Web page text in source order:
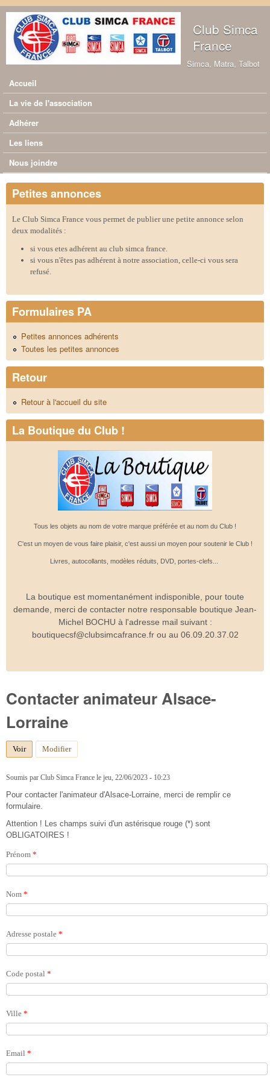
Aller au contenu principal
Club Simca
France
Simca, Matra, Talbot
Menu principal
Accueil
La vie de l'association
Adhérer
Les liens
Nous joindre
Petites annonces
Le Club Simca France vous permet de publier une petite annonce selon
deux modalités :
si vous etes adhérent au club simca france.
si vous n'êtes pas adhérent à notre association, celle-ci vous sera
refusé.
Formulaires PA
Petites annonces adhérents
Toutes les petites annonces
Retour
Retour à l'accueil du site
La Boutique du Club !
Tous les objets au nom de votre marque préférée et au nom du Club !
C'est un moyen de vous faire plaisir, c'est aussi un moyen pour soutenir le Club !
Livres, autocollants, modèles réduits, DVD, portes-clefs...
La boutique est momentanément indisponible, pour toute
demande, merci de contacter notre responsable boutique Jean-
Michel BOCHU à l'adresse mail suivant :
boutiquecsf@clubsimcafrance.fr ou au 06.09.20.37.02
Contacter animateur Alsace-
Lorraine
Voir(onglet actif)
Modifier
Soumis par Club Simca France le jeu, 22/06/2023 - 10:23
Pour contacter l'animateur d'Alsace-Lorraine, merci de remplir ce
formulaire.
Attention ! Les champs suivi d'un astérisque rouge (*) sont
OBLIGATOIRES !
Prénom *
Nom *
Adresse postale *
Code postal *
Ville *
Email *